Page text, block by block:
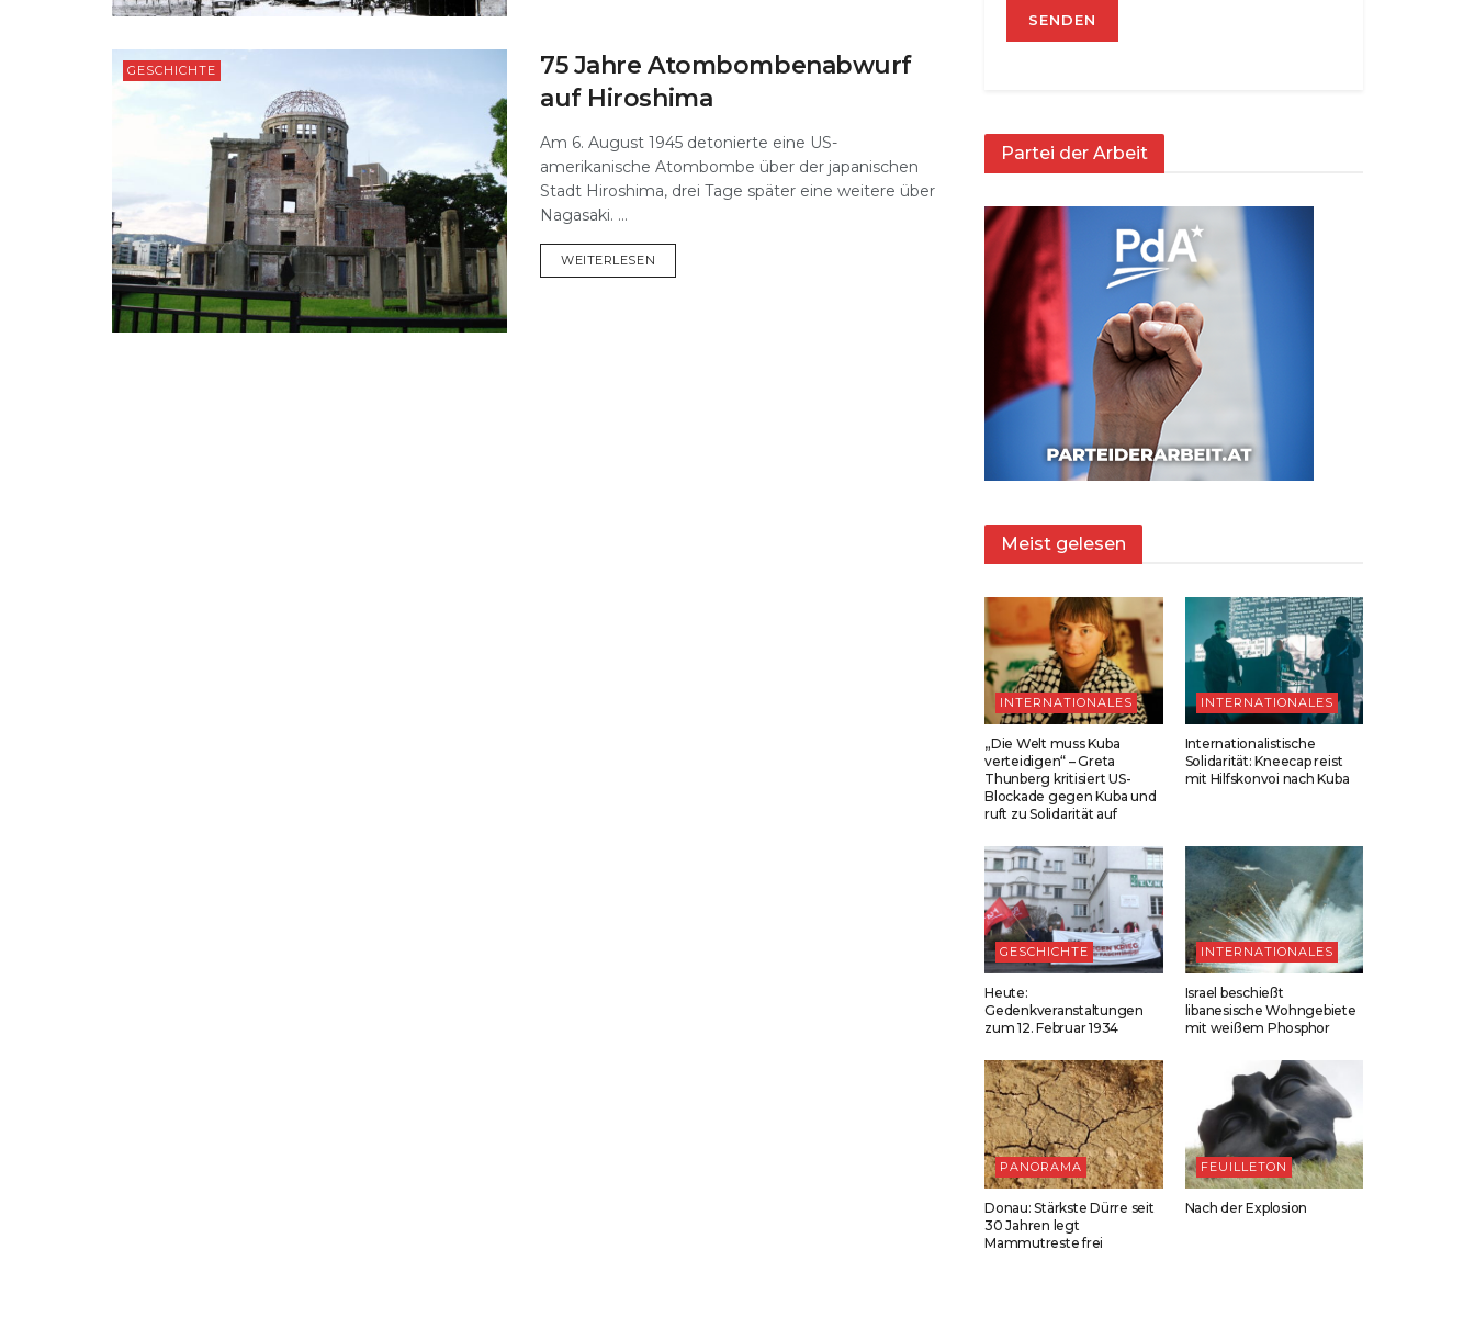
GESCHICHTE
75 Jahre Atombombenabwurf
auf Hiroshima
Am 6. August 1945 detonierte eine US-
amerikanische Atombombe über der japanischen
Stadt Hiroshima, drei Tage später eine weitere über
Nagasaki. ...
WEITERLESEN
Partei der Arbeit
Meist gelesen
INTERNATIONALES
„Die Welt muss Kuba
verteidigen“ – Greta
Thunberg kritisiert US-
Blockade gegen Kuba und
ruft zu Solidarität auf
INTERNATIONALES
Internationalistische
Solidarität: Kneecap reist
mit Hilfskonvoi nach Kuba
GESCHICHTE
Heute:
Gedenkveranstaltungen
zum 12. Februar 1934
INTERNATIONALES
Israel beschießt
libanesische Wohngebiete
mit weißem Phosphor
PANORAMA
Donau: Stärkste Dürre seit
30 Jahren legt
Mammutreste frei
FEUILLETON
Nach der Explosion